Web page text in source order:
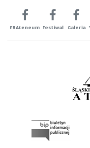
FBAteneum Festiwal Galeria